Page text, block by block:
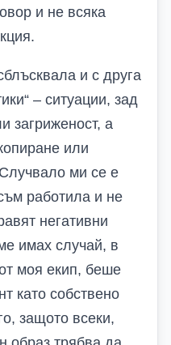
и не всяка
и с друга
– ситуации, зад
загриженост, а
или
ми се е
работила и не
негативни
имах случай, в
моя екип, беше
като собствено
защото всеки,